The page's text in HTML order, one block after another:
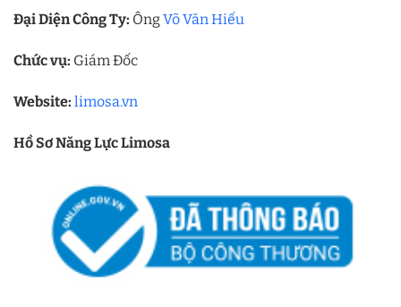
Đại Diện Công Ty: ÔngVõ Văn Hiếu
Chức vụ: Giám Đốc
Website: limosa.vn
Hồ Sơ Năng Lực Limosa